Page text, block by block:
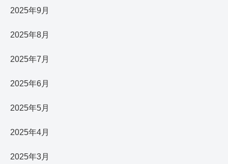
2025年9月
2025年8月
2025年7月
2025年6月
2025年5月
2025年4月
2025年3月